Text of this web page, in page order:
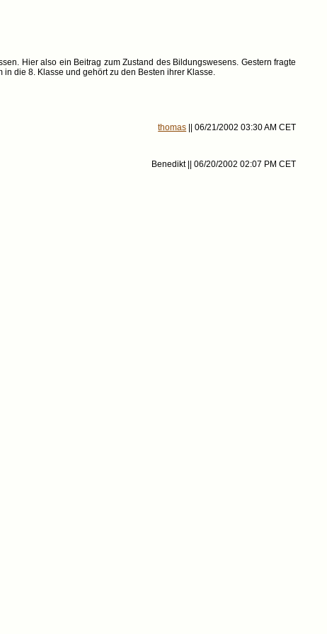
Hier also ein Beitrag zum Zustand des Bildungswesens. Gestern fragte
die 8. Klasse und gehört zu den Besten ihrer Klasse.
thomas || 06/21/2002 03:30 AM CET
Benedikt || 06/20/2002 02:07 PM CET